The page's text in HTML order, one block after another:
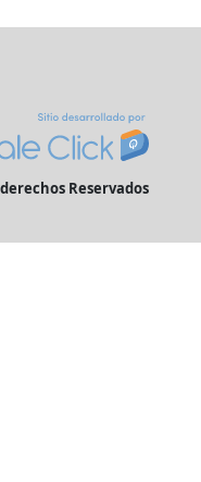
Reservados